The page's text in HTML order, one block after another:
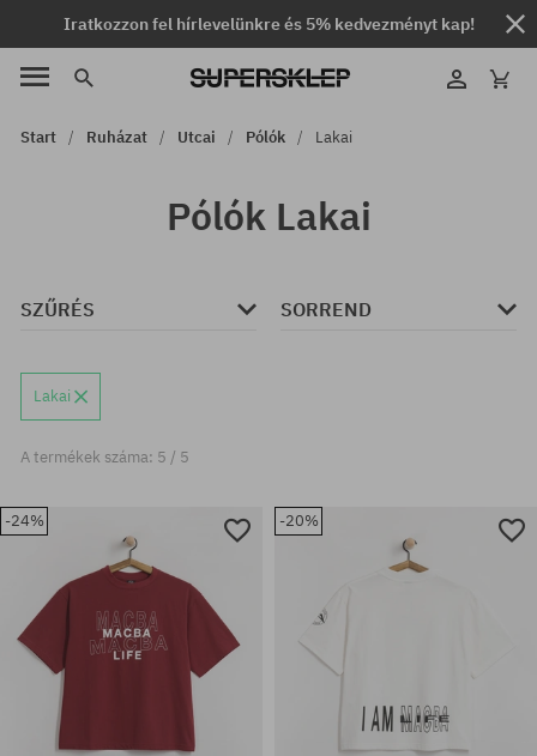
Iratkozzon fel hírlevelünkre és 5% kedvezményt kap!
Start Ruházat Utcai Pólók Lakai
Pólók Lakai
SZŰRÉS SORREND
Lakai
A termékek száma: 5 / 5
-24% -20%